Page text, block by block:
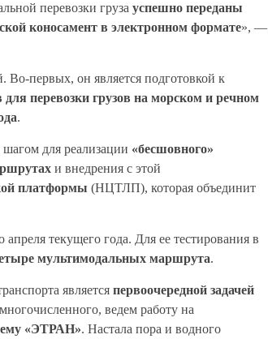
перевозки груза успешно переданы
коносамент в электронном формате», —
Во-первых, он является подготовкой к
перевозки грузов на морском и речном
.
для реализации «бесшовного»
и внедрения с этой
платформы (НЦТЛП), которая объединит
текущего года. Для ее тестирования в
мультимодальных маршрута.
является первоочередной задачей
ведем работу на
«ЭТРАН». Настала пора и водного